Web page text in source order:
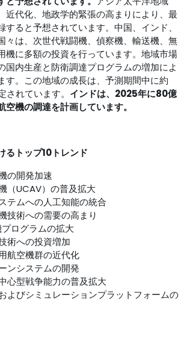
近代化、地政学的緊張の高まりにより、最
すると予想されています。中国、インド、
々は、次世代戦闘機、偵察機、輸送機、無
機に多額の投資を行っています。地域市場
国内生産と防衛調達プログラムの増加によ
す。この地域の成長は、予測期間中に約
されています。 インドは、2025年に80億
機の調達を計画しています。
るトップ10トレンド
の開発加速
（UCAV）の普及拡大
テムへの人工知能の統合
技術への需要の高まり
プログラムの拡大
術への投資増加
航空機群の近代化
ンシステムの開発
心型戦争能力の普及拡大
よびシミュレーションプラットフォームの